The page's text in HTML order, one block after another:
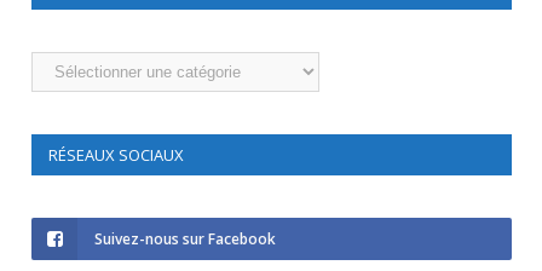
Catégories
RÉSEAUX SOCIAUX
Suivez-nous sur Facebook